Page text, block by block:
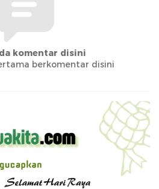
komentar disini
berkomentar disini